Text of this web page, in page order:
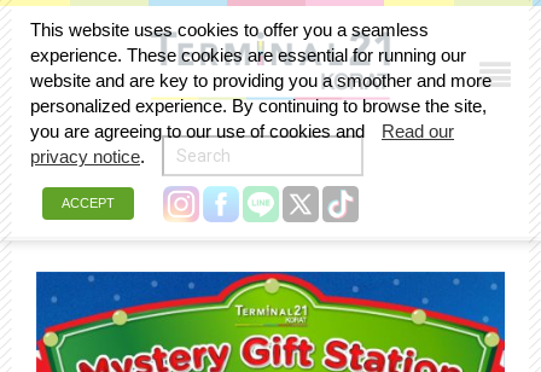
This website uses cookies to offer you a seamless
experience. These cookies are essential for running our
website and are key to providing you a smoother and more
personalized experience. By continuing to browse the site,
you are agreeing to our use of cookies and
Read our
privacy notice.
ACCEPT